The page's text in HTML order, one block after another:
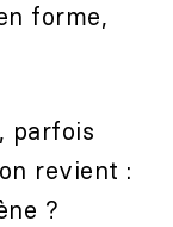
forme,
parfois
revient :
?